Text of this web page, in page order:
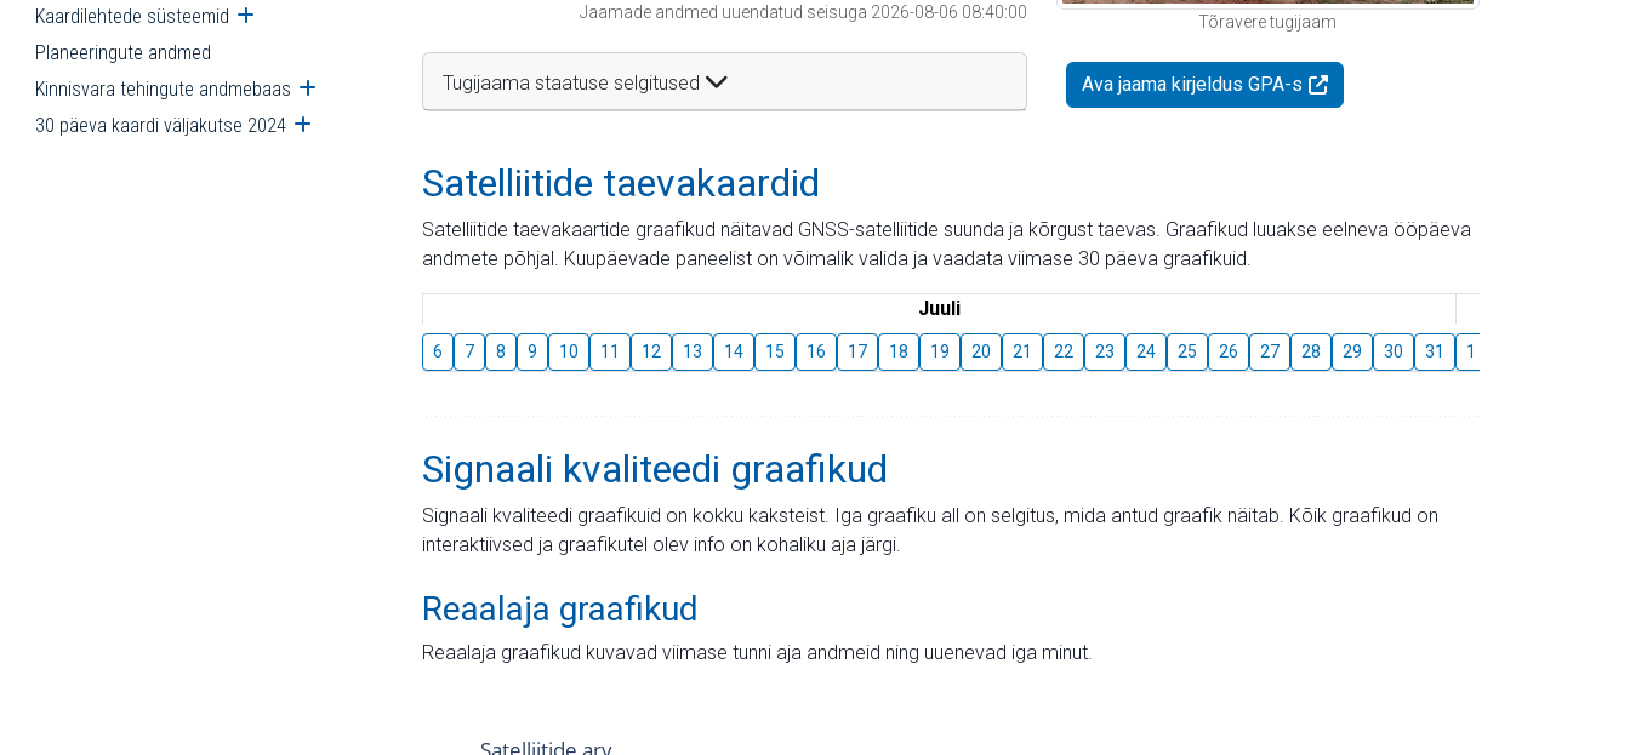
Kaardilehtede süsteemid Ava alammenüü
Planeeringute andmed
Kinnisvara tehingute andmebaas Ava alammenüü
30 päeva kaardi väljakutse 2024 Ava alammenüü
Jaamade andmed uuendatud seisuga 2026-08-06 08:40:00
Tugijaama staatuse selgitused
Tõravere tugijaam
Ava jaama kirjeldus GPA-s
Satelliitide taevakaardid
Satelliitide taevakaartide graafikud näitavad GNSS-satelliitide suunda ja kõrgust taevas. Graafikud luuakse eelneva ööpäeva
andmete põhjal. Kuupäevade paneelist on võimalik valida ja vaadata viimase 30 päeva graafikuid.
Juuli
6 7 8 9 10 11 12 13 14 15 16 17 18 19 20 21 22 23 24 25 26 27 28 29 30 31 1
Signaali kvaliteedi graafikud
Signaali kvaliteedi graafikuid on kokku kaksteist. Iga graafiku all on selgitus, mida antud graafik näitab. Kõik graafikud on
interaktiivsed ja graafikutel olev info on kohaliku aja järgi.
Reaalaja graafikud
Reaalaja graafikud kuvavad viimase tunni aja andmeid ning uuenevad iga minut.